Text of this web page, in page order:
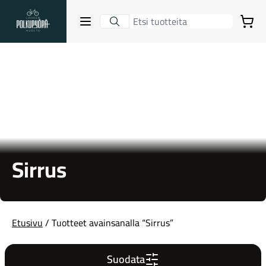
Lahden Polkupyörähuolto - etusivulle
Avaa sulje valikko
Gravel-pyörät
Ostoskori
Sirrus
Etusivu/ Tuotteet avainsanalla “Sirrus”
Suodata